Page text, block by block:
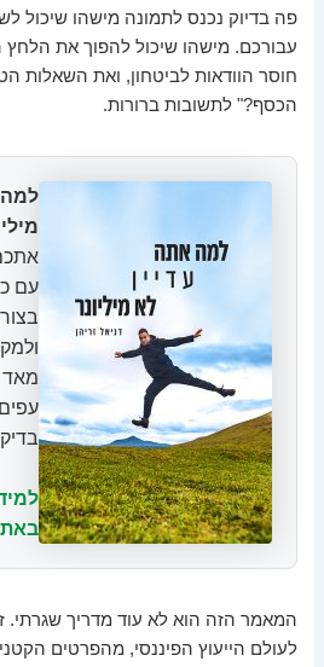
פה בדיוק נכנס לתמונה מישהו שיכול
עבורכם. מישהו שיכול להפוך את הלחץ
חוסר הוודאות לביטחון, ואת השאלות
הכסף?" לתשובות ברורות.
למה
עם
מאד
המאמר הזה הוא לא עוד מדריך
לעולם הייעוץ הפיננסי, מהפרטים